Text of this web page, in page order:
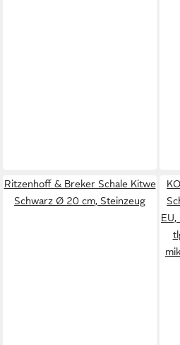
Ritzenhoff & Breker Schale Kitwe
Schwarz Ø 20 cm, Steinzeug